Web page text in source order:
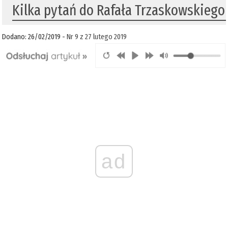
Kilka pytań do Rafała Trzaskowskiego
Dodano: 26/02/2019 -Nr 9 z 27 lutego 2019
ad